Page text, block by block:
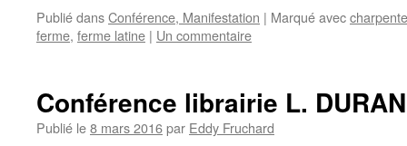
Publié dansConférence, Manifestation | Marqué aveccharpente
ferme, ferme latine | Un commentaire
Conférence librairie L.
Publié le8 mars 2016par Eddy Fruchard